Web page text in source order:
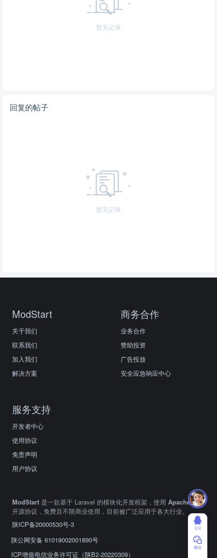
暂无记录
回复的帖子
暂无记录
ModStart
关于我们
联系我们
加入我们
解决方案
商务合作
业务合作
赞助投资
广告投放
安全应急响应中心
服务支持
开发者中心
使用协议
免责声明
用户协议
ModStart 是一款基于 Laravel 的模块化开发框架，使用 Apache2.0
开源协议，免费且不限商业使用，目前被广泛应用于各大行业。
陕ICP备20000530号-3
陕公网安备 61019002001890号
ICP增值电信业务许可证（陕B2-20220309）
ＱＱ
微信